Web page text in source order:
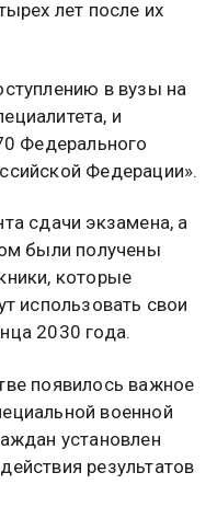
лет после их
в вузы на
и
Федерального
Федерации».
сдачи экзамена, а
были получены
которые
использовать свои
2030 года.
появилось важное
военной
установлен
результатов